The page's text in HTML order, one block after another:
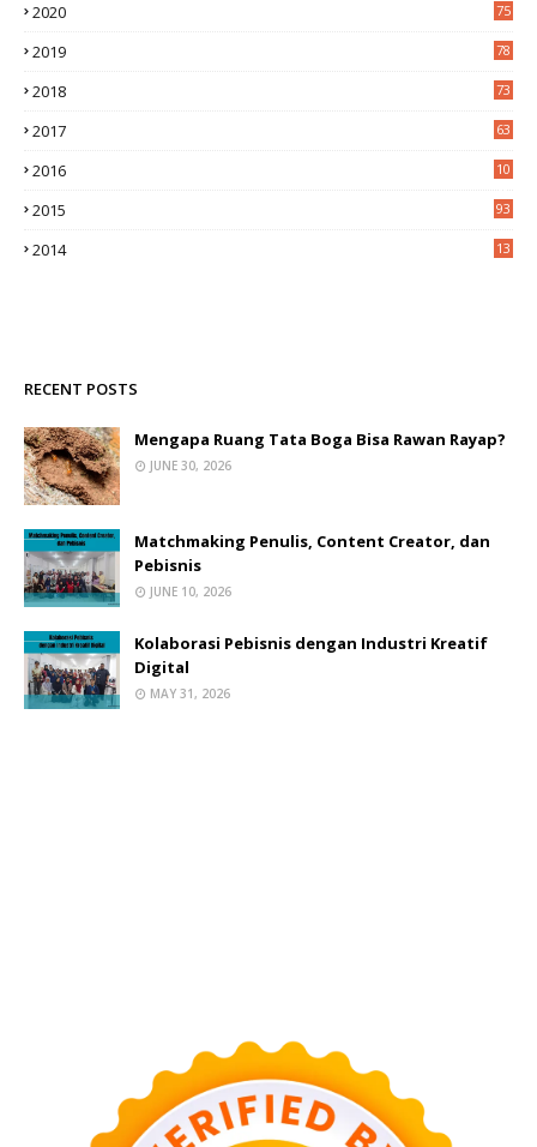
2020 75
2019 78
2018 73
2017 63
2016
10
2015 93
2014
13
RECENT POSTS
Mengapa Ruang Tata Boga Bisa Rawan Rayap?
JUNE 30, 2026
Matchmaking Penulis, Content Creator, dan
Pebisnis
JUNE 10, 2026
Kolaborasi Pebisnis dengan Industri Kreatif
Digital
MAY 31, 2026